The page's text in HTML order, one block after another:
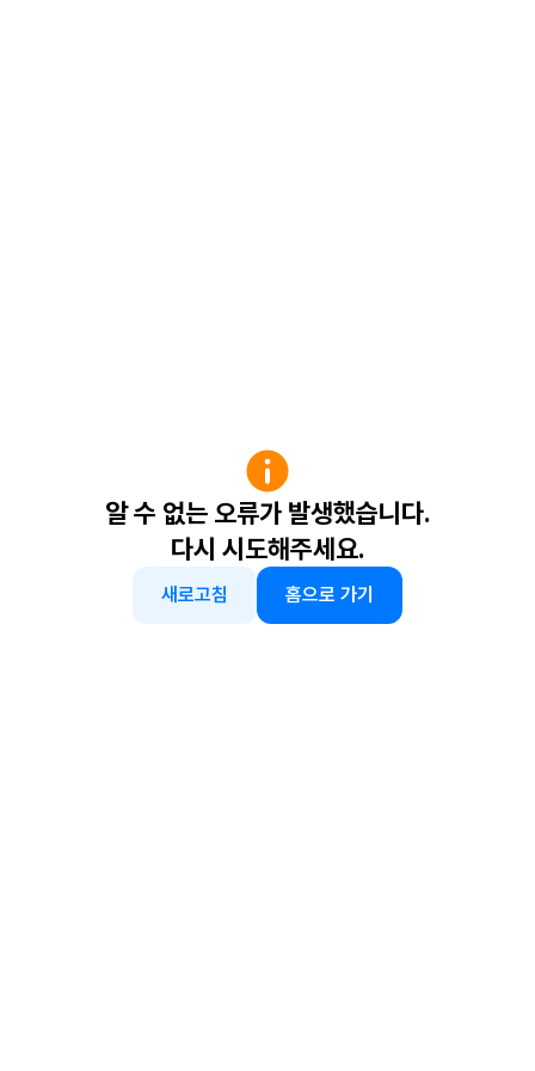
알 수 없는 오류가 발생했습니다.
다시 시도해주세요.
새로고침 홈으로 가기